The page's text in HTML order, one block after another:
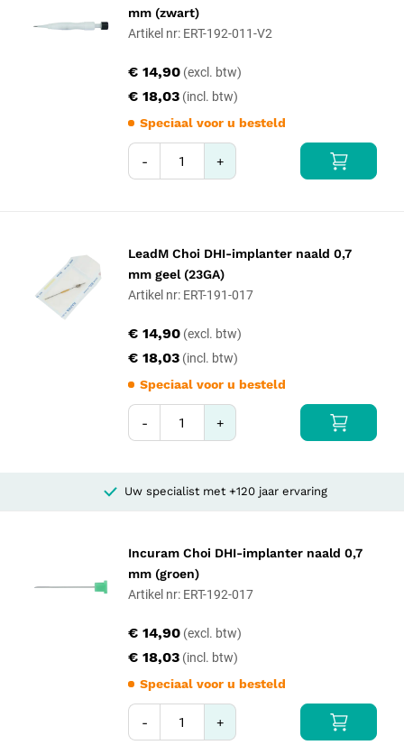
mm (zwart)
Artikel nr: ERT-192-011-V2
€ 18,03
€ 14,90
Speciaal voor u besteld
- +
LeadM Choi DHI-implanter naald 0,7
mm geel (23GA)
Artikel nr: ERT-191-017
€ 18,03
€ 14,90
Speciaal voor u besteld
- +
Uw specialist met +120 jaar ervaring
Incuram Choi DHI-implanter naald 0,7
mm (groen)
Artikel nr: ERT-192-017
€ 18,03
€ 14,90
Speciaal voor u besteld
- +